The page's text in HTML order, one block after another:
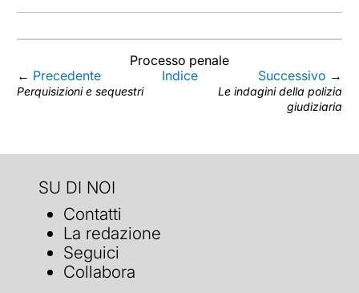
Processo penale
← Precedente
Perquisizioni e sequestri
Indice Successivo →
Le indagini della polizia
giudiziaria
SU DI NOI
Contatti
La redazione
Seguici
Collabora